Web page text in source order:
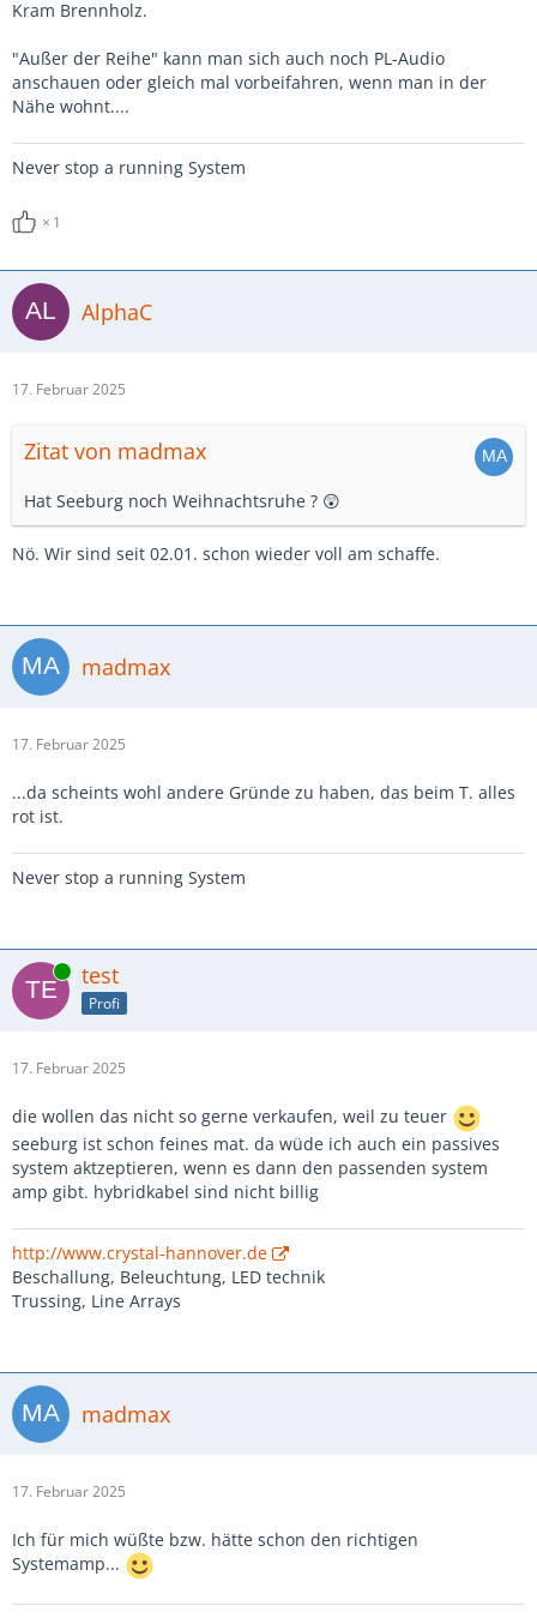
Kram Brennholz.
"Außer der Reihe" kann man sich auch noch PL-Audio
anschauen oder gleich mal vorbeifahren, wenn man in der
Nähe wohnt....
Never stop a running System
1
AlphaC
17. Februar 2025
Zitat von madmax
Hat Seeburg noch Weihnachtsruhe ? 😲
Nö. Wir sind seit 02.01. schon wieder voll am schaffe.
madmax
17. Februar 2025
...da scheints wohl andere Gründe zu haben, das beim T. alles
rot ist.
Never stop a running System
Online test
Profi
17. Februar 2025
die wollen das nicht so gerne verkaufen, weil zu teuer
seeburg ist schon feines mat. da wüde ich auch ein passives
system aktzeptieren, wenn es dann den passenden system
amp gibt. hybridkabel sind nicht billig
http://www.crystal-hannover.de
Beschallung, Beleuchtung, LED technik
Trussing, Line Arrays
madmax
17. Februar 2025
Ich für mich wüßte bzw. hätte schon den richtigen
Systemamp...